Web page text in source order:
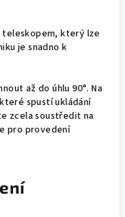
teleskopem, který lze
je snadno k
až do úhlu 90°. Na
spustí ukládání
zcela soustředit na
pro provedení